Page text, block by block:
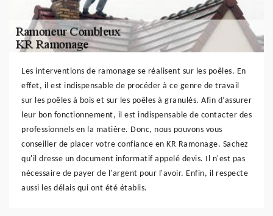
Les interventions de ramonage se réalisent sur les poêles. En
effet, il est indispensable de procéder à ce genre de travail
sur les poêles à bois et sur les poêles à granulés. Afin d’assurer
leur bon fonctionnement, il est indispensable de contacter des
professionnels en la matière. Donc, nous pouvons vous
conseiller de placer votre confiance en KR Ramonage. Sachez
qu'il dresse un document informatif appelé devis. Il n'est pas
nécessaire de payer de l'argent pour l'avoir. Enfin, il respecte
aussi les délais qui ont été établis.